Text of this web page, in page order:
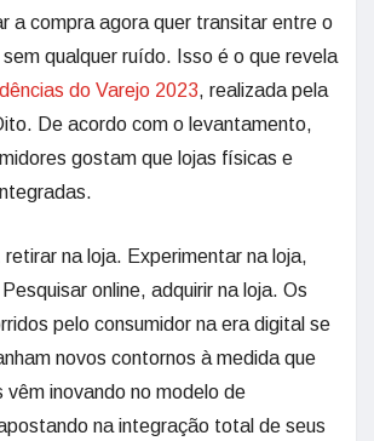
a compra agora quer transitar entre o
qualquer ruído. Isso é o que revela
do Varejo 2023, realizada pela
De acordo com o levantamento,
gostam que lojas físicas e
retirar na loja. Experimentar na loja,
online, adquirir na loja. Os
pelo consumidor na era digital se
novos contornos à medida que
vêm inovando no modelo de
na integração total de seus